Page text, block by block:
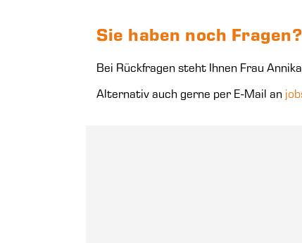
Sie haben noch Fragen?
Bei Rückfragen steht Ihnen Frau
Alternativ auch gerne per E-Mail an